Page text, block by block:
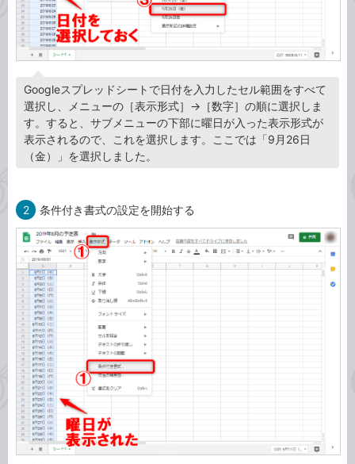
Googleスプレッドシートで日付を入力したセル範囲をすべて
選択し、メニューの［表示形式］→［数字］の順に選択しま
す。すると、サブメニューの下部に曜日が入った表示形式が
表示されるので、これを選択します。ここでは「9月26日
（金）」を選択しました。
2 条件付き書式の設定を開始する